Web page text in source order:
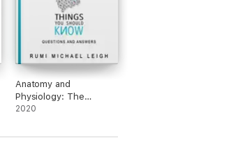
Anatomy and
Physiology: The
Lymphatic System
2020